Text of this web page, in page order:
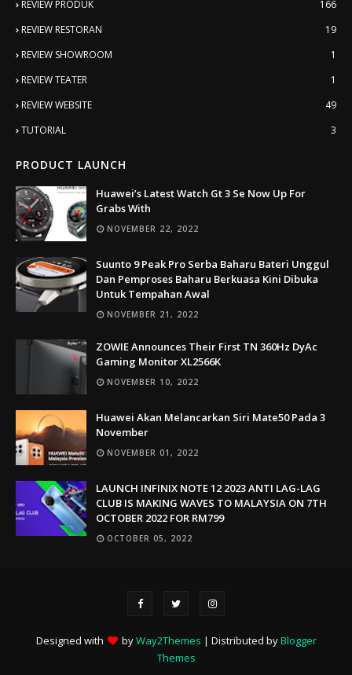
REVIEW PRODUK
166
REVIEW RESTORAN
19
REVIEW SHOWROOM
1
REVIEW TEATER
1
REVIEW WEBSITE
49
TUTORIAL
3
PRODUCT LAUNCH
Huawei’s Latest Watch Gt 3 Se Now Up For
Grabs With
NOVEMBER 22, 2022
Suunto 9 Peak Pro Serba Baharu Bateri Unggul
Dan Pemproses Baharu Berkuasa Kini Dibuka
Untuk Tempahan Awal
NOVEMBER 21, 2022
ZOWIE Announces Their First TN 360Hz DyAc
Gaming Monitor XL2566K
NOVEMBER 10, 2022
Huawei Akan Melancarkan Siri Mate50 Pada 3
November
NOVEMBER 01, 2022
LAUNCH INFINIX NOTE 12 2023 ANTI LAG-LAG
CLUB IS MAKING WAVES TO MALAYSIA ON 7TH
OCTOBER 2022 FOR RM799
OCTOBER 05, 2022
Designed with byWay2Themes | Distributed byBlogger
Themes